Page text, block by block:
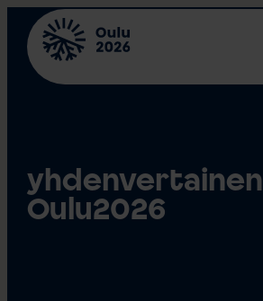
Siirry
sisältöön
yhdenvertainen
Oulu2026